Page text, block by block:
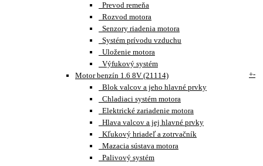
Prevod remeňa
Rozvod motora
Senzory riadenia motora
Systém prívodu vzduchu
Uloženie motora
Výfukový systém
Motor benzín 1.6 8V (21114)
+-
Blok valcov a jeho hlavné prvky
Chladiaci systém motora
Elektrické zariadenie motora
Hlava valcov a jej hlavné prvky
Kľukový hriadeľ a zotrvačník
Mazacia sústava motora
Palivový systém